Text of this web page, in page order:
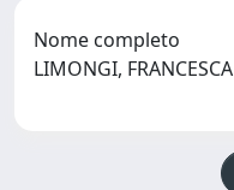
Nome completo
LIMONGI, FRANCESCA